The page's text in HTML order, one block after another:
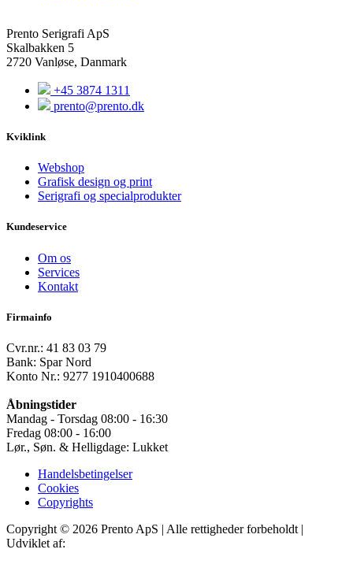
Prento Serigrafi ApS
Skalbakken 5
2720 Vanløse, Danmark
+45 3874 1311
prento@prento.dk
Kviklink
Webshop
Grafisk design og print
Serigrafi og specialprodukter
Kundeservice
Om os
Services
Kontakt
Firmainfo
Cvr.nr.: 41 83 03 79
Bank: Spar Nord
Konto Nr.: 9277 1910400688
Åbningstider
Mandag - Torsdag 08:00 - 16:30
Fredag 08:00 - 16:00
Lør., Søn. & Helligdage: Lukket
Handelsbetingelser
Cookies
Copyrights
Copyright © 2026 Prento ApS | Alle rettigheder forbeholdt |
Udviklet af: